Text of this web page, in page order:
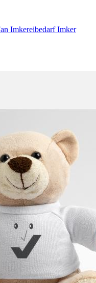
Imkereibedarf Imker